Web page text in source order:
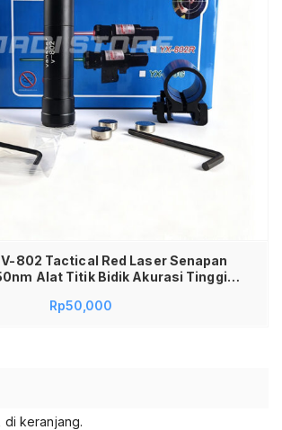
V-802 Tactical Red Laser Senapan
Alat Titik Bidik Akurasi Tinggi
20mm Laser Sight Kompak Material
Rp50,000
keranjang.